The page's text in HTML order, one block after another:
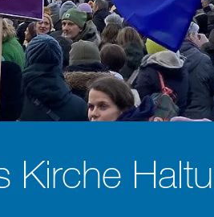
Kirche